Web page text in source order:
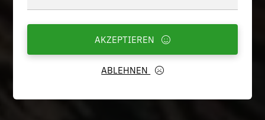
ABLEHNEN
AKZEPTIEREN